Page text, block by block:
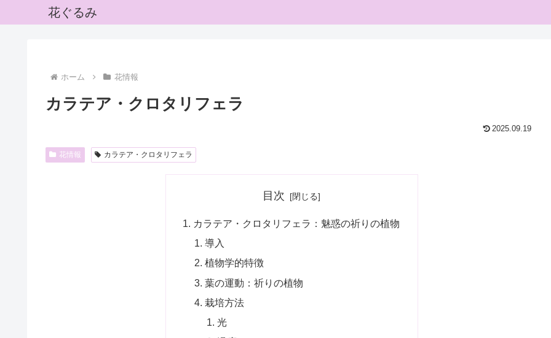
花ぐるみ
ホーム 花情報
カラテア・クロタリフェラ
2025.09.19
花情報 カラテア・クロタリフェラ
目次
カラテア・クロタリフェラ：魅惑の祈りの植物
導入
植物学的特徴
葉の運動：祈りの植物
栽培方法
光